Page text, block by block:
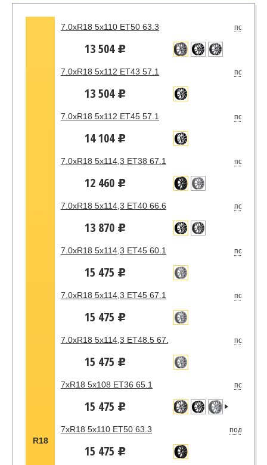
R18
7.0xR18 5x110 ET50 63.3 под
13 504 u
7.0xR18 5x112 ET43 57.1 под
13 504 u
7.0xR18 5x112 ET45 57.1 под
14 104 u
7.0xR18 5x114,3 ET38 67.1 под
12 460 u
7.0xR18 5x114,3 ET40 66.6 под
13 870 u
7.0xR18 5x114,3 ET45 60.1 под
15 475 u
7.0xR18 5x114,3 ET45 67.1 под
15 475 u
7.0xR18 5x114,3 ET48.5 67.1 под
15 475 u
7xR18 5x108 ET36 65.1 под
15 475 u
7xR18 5x110 ET50 63.3 под заказ
15 475 u